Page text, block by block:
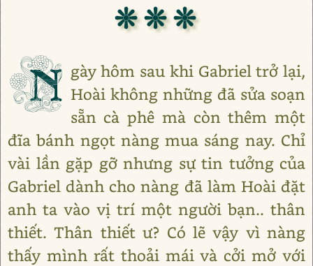
❊ ❊ ❊
N gày hôm sau khi Gabriel trở lại,
Hoài không những đã sửa soạn
sẵn cà phê mà còn thêm một
đĩa bánh ngọt nàng mua sáng nay. Chỉ
vài lần gặp gỡ nhưng sự tin tưởng của
Gabriel dành cho nàng đã làm Hoài đặt
anh ta vào vị trí một người bạn.. thân
thiết. Thân thiết ư? Có lẽ vậy vì nàng
thấy mình rất thoải mái và cởi mở với